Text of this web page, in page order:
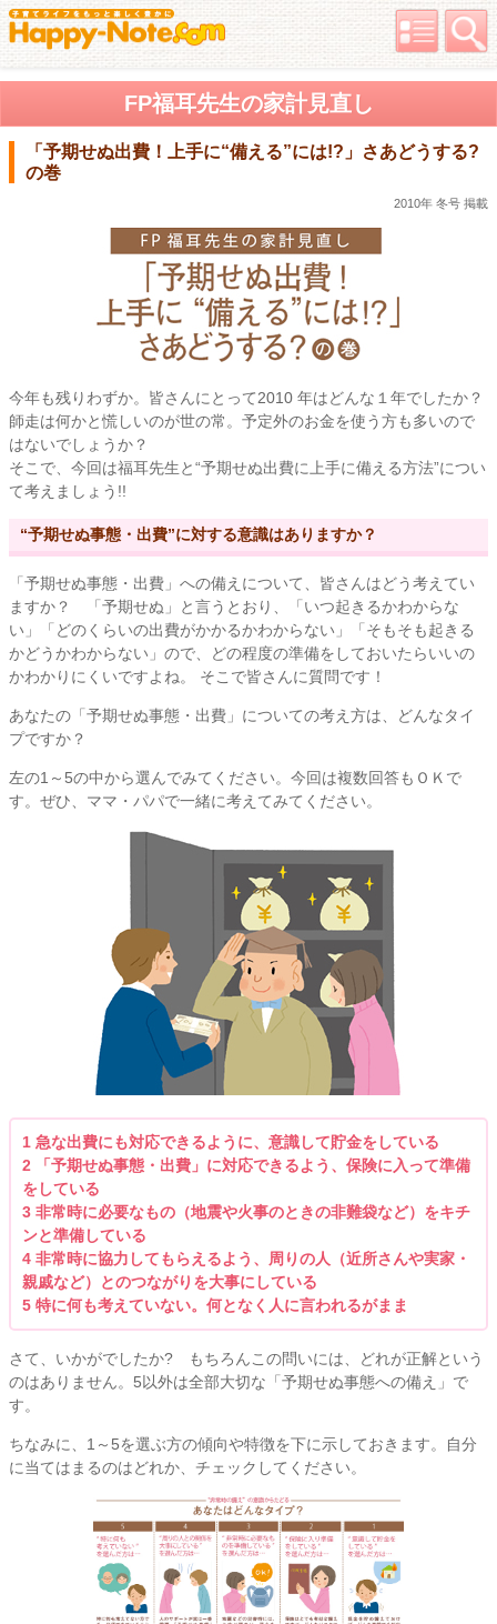
FP福耳先生の家計見直し
「予期せぬ出費！上手に“備える”には!?」さあどうする?
の巻
2010年 冬号 掲載
今年も残りわずか。皆さんにとって2010 年はどんな１年でしたか？
師走は何かと慌しいのが世の常。予定外のお金を使う方も多いので
はないでしょうか？
そこで、今回は福耳先生と“予期せぬ出費に上手に備える方法”につい
て考えましょう!!
“予期せぬ事態・出費”に対する意識はありますか？
「予期せぬ事態・出費」への備えについて、皆さんはどう考えてい
ますか？ 「予期せぬ」と言うとおり、「いつ起きるかわからな
い」「どのくらいの出費がかかるかわからない」「そもそも起きる
かどうかわからない」ので、どの程度の準備をしておいたらいいの
かわかりにくいですよね。 そこで皆さんに質問です！
あなたの「予期せぬ事態・出費」についての考え方は、どんなタイ
プですか？
左の1～5の中から選んでみてください。今回は複数回答もＯＫで
す。ぜひ、ママ・パパで一緒に考えてみてください。
1 急な出費にも対応できるように、意識して貯金をしている
2 「予期せぬ事態・出費」に対応できるよう、保険に入って準備
をしている
3 非常時に必要なもの（地震や火事のときの非難袋など）をキチ
ンと準備している
4 非常時に協力してもらえるよう、周りの人（近所さんや実家・
親戚など）とのつながりを大事にしている
5 特に何も考えていない。何となく人に言われるがまま
さて、いかがでしたか? もちろんこの問いには、どれが正解という
のはありません。5以外は全部大切な「予期せぬ事態への備え」で
す。
ちなみに、1～5を選ぶ方の傾向や特徴を下に示しておきます。自分
に当てはまるのはどれか、チェックしてください。